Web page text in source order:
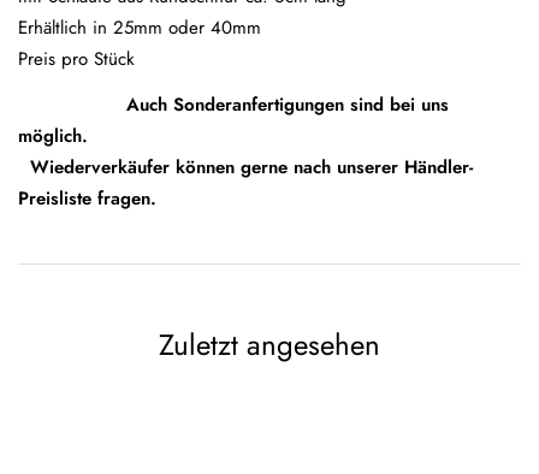
Erhältlich in 25mm oder 40mm
Preis pro Stück
Auch Sonderanfertigungen sind bei uns
möglich.
Wiederverkäufer können gerne nach unserer Händler-
Preisliste fragen.
Zuletzt angesehen